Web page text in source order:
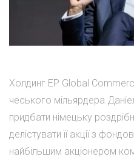
Холдинг EP Global
чеського мільярдера
придбати німецьку
делістувати її акції з
найбільшим акціонером